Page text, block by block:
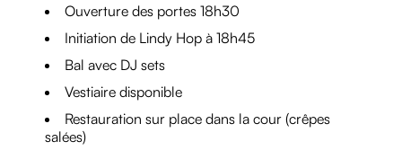
Ouverture des portes 18h30
Initiation de Lindy Hop à 18h45
Bal avec DJ sets
Vestiaire disponible
Restauration sur place dans la cour (crêpes
salées)